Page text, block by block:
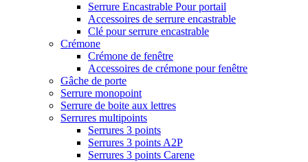
Serrure Encastrable Pour portail
Accessoires de serrure encastrable
Clé pour serrure encastrable
Crémone
Crémone de fenêtre
Accessoires de crémone pour fenêtre
Gâche de porte
Serrure monopoint
Serrure de boite aux lettres
Serrures multipoints
Serrures 3 points
Serrures 3 points A2P
Serrures 3 points Carene